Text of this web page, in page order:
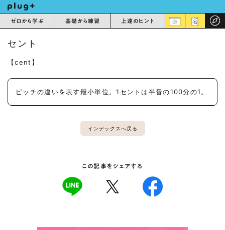
ゼロから学ぶ 基礎から練習 上達のヒント
セント
【cent】
ピッチの違いを表す最小単位。1セントは半音の100分の1。
インデックスへ戻る
この記事をシェアする